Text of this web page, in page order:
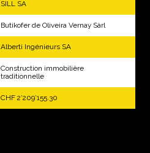
SILL SA
Butikofer de Oliveira Vernay Sàrl
Alberti Ingénieurs SA
Construction immobilière
traditionnelle
CHF 2’209’155.30